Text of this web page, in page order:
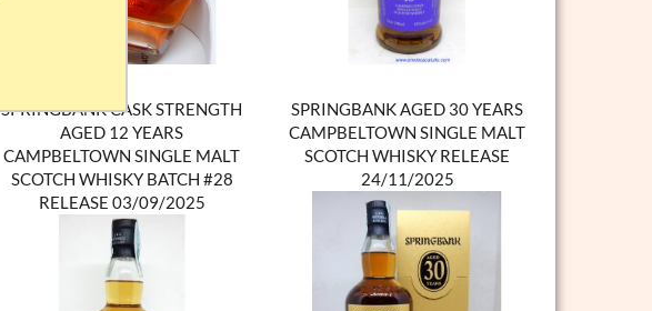
SPRINGBANK CASK STRENGTH
AGED 12 YEARS
CAMPBELTOWN SINGLE MALT
SCOTCH WHISKY BATCH #28
RELEASE 03/09/2025
SPRINGBANK AGED 30 YEARS
CAMPBELTOWN SINGLE MALT
SCOTCH WHISKY RELEASE
24/11/2025